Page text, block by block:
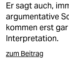
Er sagt auch,
argumentative
kommen erst
Interpretation.
zum Beitrag